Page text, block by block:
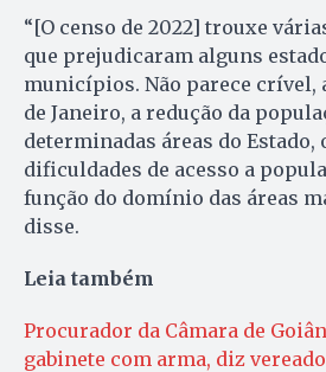
“[O censo de 2022] trouxe
que prejudicaram alguns
municípios. Não parece crível,
de Janeiro, a redução da
determinadas áreas do Estado,
dificuldades de acesso a
função do domínio das áreas
disse.
Leia também
Procurador da Câmara de
gabinete com arma, diz